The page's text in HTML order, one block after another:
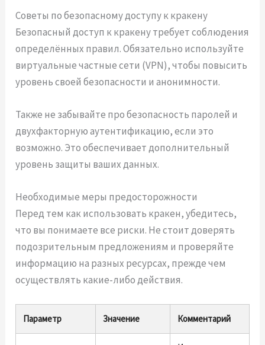
Советы по безопасному доступу к кракену
Безопасный доступ к кракену требует соблюдения
определённых правил. Обязательно используйте
виртуальные частные сети (VPN), чтобы повысить
уровень своей безопасности и анонимности.
Также не забывайте про безопасность паролей и
двухфакторную аутентификацию, если это
возможно. Это обеспечивает дополнительный
уровень защиты ваших данных.
Необходимые меры предосторожности
Перед тем как использовать кракен, убедитесь,
что вы понимаете все риски. Не стоит доверять
подозрительным предложениям и проверяйте
информацию на разных ресурсах, прежде чем
осуществлять какие-либо действия.
Параметр Значение Комментарий